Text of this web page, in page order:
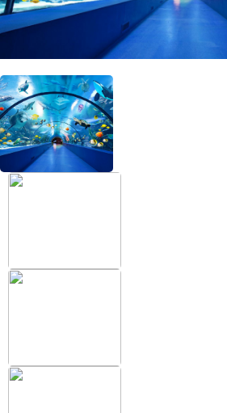
Контакты
+38 (097) 151 87 57
Избранное